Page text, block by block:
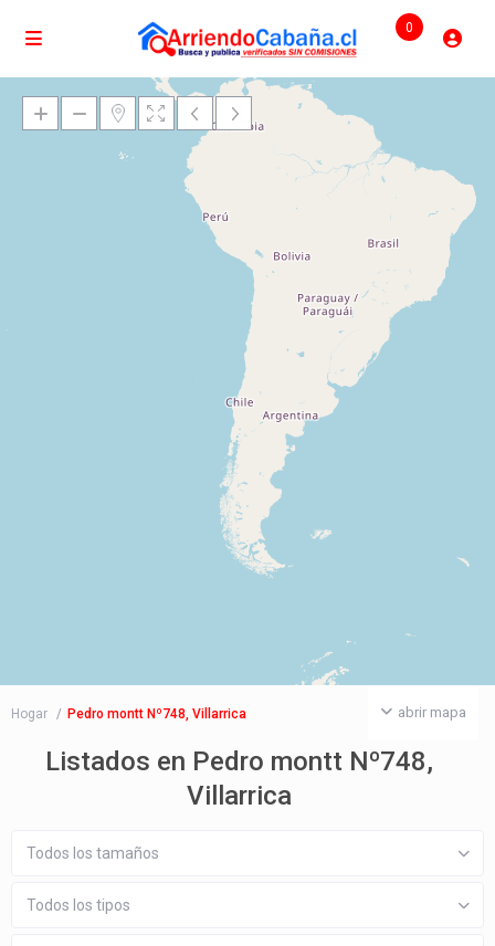
0
Cargando mapas
abrir mapa
Hogar Pedro montt Nº748, Villarrica
Listados en Pedro montt Nº748,
Villarrica
Todos los tamaños
Todos los tipos